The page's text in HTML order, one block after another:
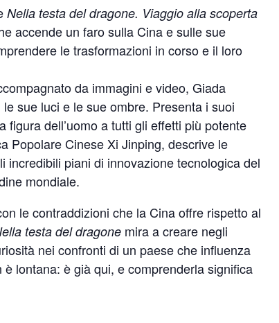
Nella testa del dragone. Viaggio alla scoperta
accende un faro sulla Cina e sulle sue
le trasformazioni in corso e il loro
da immagini e video, Giada
sue luci e le sue ombre. Presenta i suoi
dell’uomo a tutti gli effetti più potente
Popolare Cinese Xi Jinping, descrive le
incredibili piani di innovazione tecnologica del
mondiale.
le contraddizioni che la Cina offre rispetto al
testa del dragone mira a creare negli
nei confronti di un paese che influenza
lontana: è già qui, e comprenderla significa